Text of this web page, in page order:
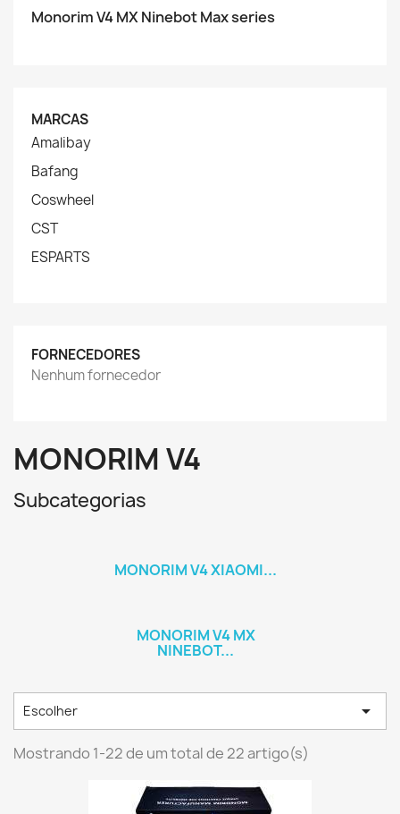
Monorim V4 MX Ninebot Max series
MARCAS
Amalibay
Bafang
Coswheel
CST
ESPARTS
FORNECEDORES
Nenhum fornecedor
MONORIM V4
Subcategorias
MONORIM V4 XIAOMI...
MONORIM V4 MX
NINEBOT...
Escolher 
Mostrando 1-22 de um total de 22 artigo(s)